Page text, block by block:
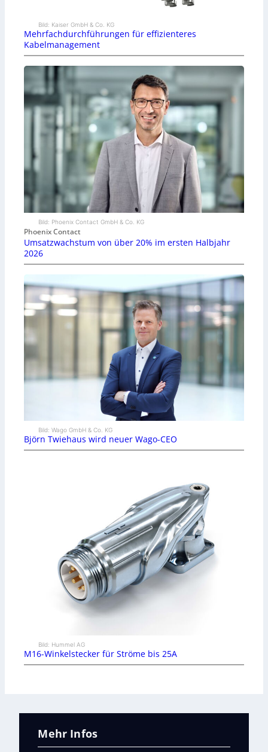
Bild: Kaiser GmbH & Co. KG
Mehrfachdurchführungen für effizienteres
Kabelmanagement
Bild: Phoenix Contact GmbH & Co. KG
Phoenix Contact
Umsatzwachstum von über 20% im ersten Halbjahr
2026
Bild: Wago GmbH & Co. KG
Björn Twiehaus wird neuer Wago-CEO
Bild: Hummel AG
M16-Winkelstecker für Ströme bis 25A
Mehr Infos